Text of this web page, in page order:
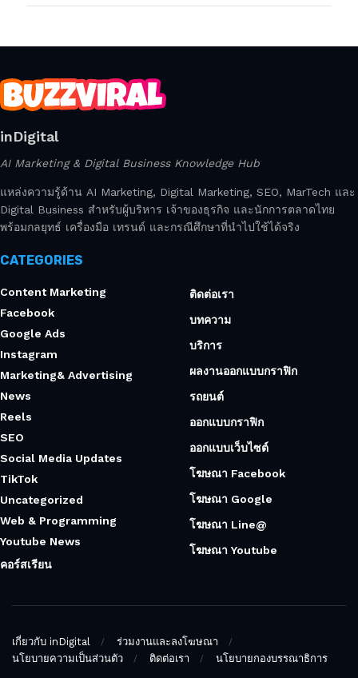
inDigital
AI Marketing & Digital Business Knowledge Hub
แหล่งความรู้ด้าน AI Marketing, Digital Marketing, SEO, MarTech และ
Digital Business สำหรับผู้บริหาร เจ้าของธุรกิจ และนักการตลาดไทย
พร้อมกลยุทธ์ เครื่องมือ เทรนด์ และกรณีศึกษาที่นำไปใช้ได้จริง
CATEGORIES
Content Marketing
Facebook
Google Ads
Instagram
Marketing& Advertising
News
Reels
SEO
Social Media Updates
TikTok
Uncategorized
Web & Programming
Youtube News
คอร์สเรียน
ติดต่อเรา
บทความ
บริการ
ผลงานออกแบบกราฟิก
รถยนต์
ออกแบบกราฟิก
ออกแบบเว็บไซต์
โฆษณา Facebook
โฆษณา Google
โฆษณา Line@
โฆษณา Youtube
เกี่ยวกับ inDigital
ร่วมงานและลงโฆษณา
นโยบายความเป็นส่วนตัว
ติดต่อเรา นโยบายกองบรรณาธิการ